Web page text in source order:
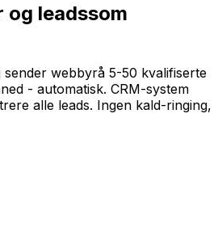
og leadssom
sender webbyrå 5-50 kvalifiserte
- automatisk. CRM-system
alle leads. Ingen kald-ringing,